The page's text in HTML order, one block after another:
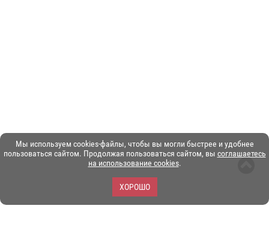
Мы используем cookies-файлы, чтобы вы могли быстрее и удобнее
пользоваться сайтом. Продолжая пользоваться сайтом, вы соглашаетесь
на использование cookies.
ХОРОШО